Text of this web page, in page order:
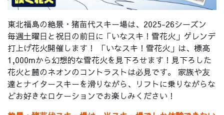
東北福島の絶景・猪苗代スキー場は、 2025-26シーズン
毎週土曜日と祝日の前日に「いなスキ！雪花火」ゲレンデ
打上げ花火開催します！ 「いなスキ！雪花火」は、標高
1,000mから幻想的な雪花火を見下ろせます！見下ろした
花火と麓のネオンのコントラストは必見です。 家族や友
達とナイタースキーを滑りながら、リフトに乗りながらな
どお好きなロケーションでお楽しみください！